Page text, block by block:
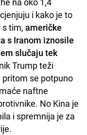
i kako je to
s tim, američke
s Iranom iznosile
slučaju tek
Trump teži
se potpuno
naftne
No Kina je
i spremnija je za